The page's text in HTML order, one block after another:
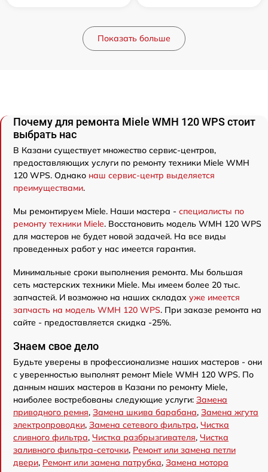
Показать больше
Почему для ремонта Miele WMH 120 WPS стоит
выбрать нас
В Казани существует множество сервис-центров,
предоставляющих услуги по ремонту техники Miele WMH
120 WPS. Однако наш сервис-центр выделяется
преимуществами.
Мы ремонтируем Miele. Наши мастера - специалисты по
ремонту техники Miele. Восстановить модель WMH 120 WPS
для мастеров не будет новой задачей. На все виды
проведенных работ у нас имеется гарантия.
Минимальные сроки выполнения ремонта. Мы большая
сеть мастерских техники Miele. Мы имеем более 20 тыс.
запчастей. И возможно на наших складах уже имеется
запчасть на модель WMH 120 WPS. При заказе ремонта на
сайте - предоставляется скидка -25%.
Знаем свое дело
Будьте уверены в профессионализме наших мастеров - они
с уверенностью выполнят ремонт Miele WMH 120 WPS. По
данным наших мастеров в Казани по ремонту Miele,
наиболее востребованы следующие услуги: Замена
приводного ремня, Замена шкива барабана, Замена жгута
электропроводки, Замена сетевого фильтра, Чистка
сливного фильтра, Чистка разбрызгивателя, Чистка
заливного фильтра-сеточки, Ремонт или замена петли
двери, Ремонт или замена патрубка, Замена мотора